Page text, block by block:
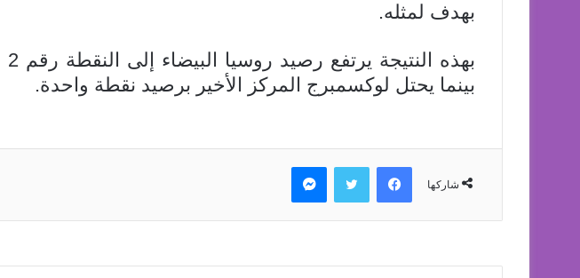
بهدف لمثله.
بينما يحتل لوكسمبرج المركز الأخير برصيد نقطة واحدة.
شاركها
فيسبوك تويتر ماسنجر